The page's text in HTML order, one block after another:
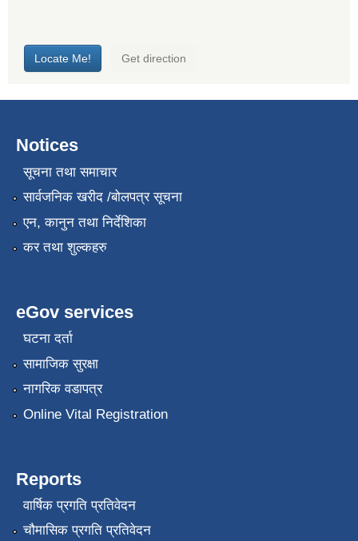
Notices
सूचना तथा समाचार
सार्वजनिक खरीद /बोलपत्र सूचना
एन, कानुन तथा निर्देशिका
कर तथा शुल्कहरु
eGov services
घटना दर्ता
सामाजिक सुरक्षा
नागरिक वडापत्र
Online Vital Registration
Reports
वार्षिक प्रगति प्रतिवेदन
चौमासिक प्रगति प्रतिवेदन